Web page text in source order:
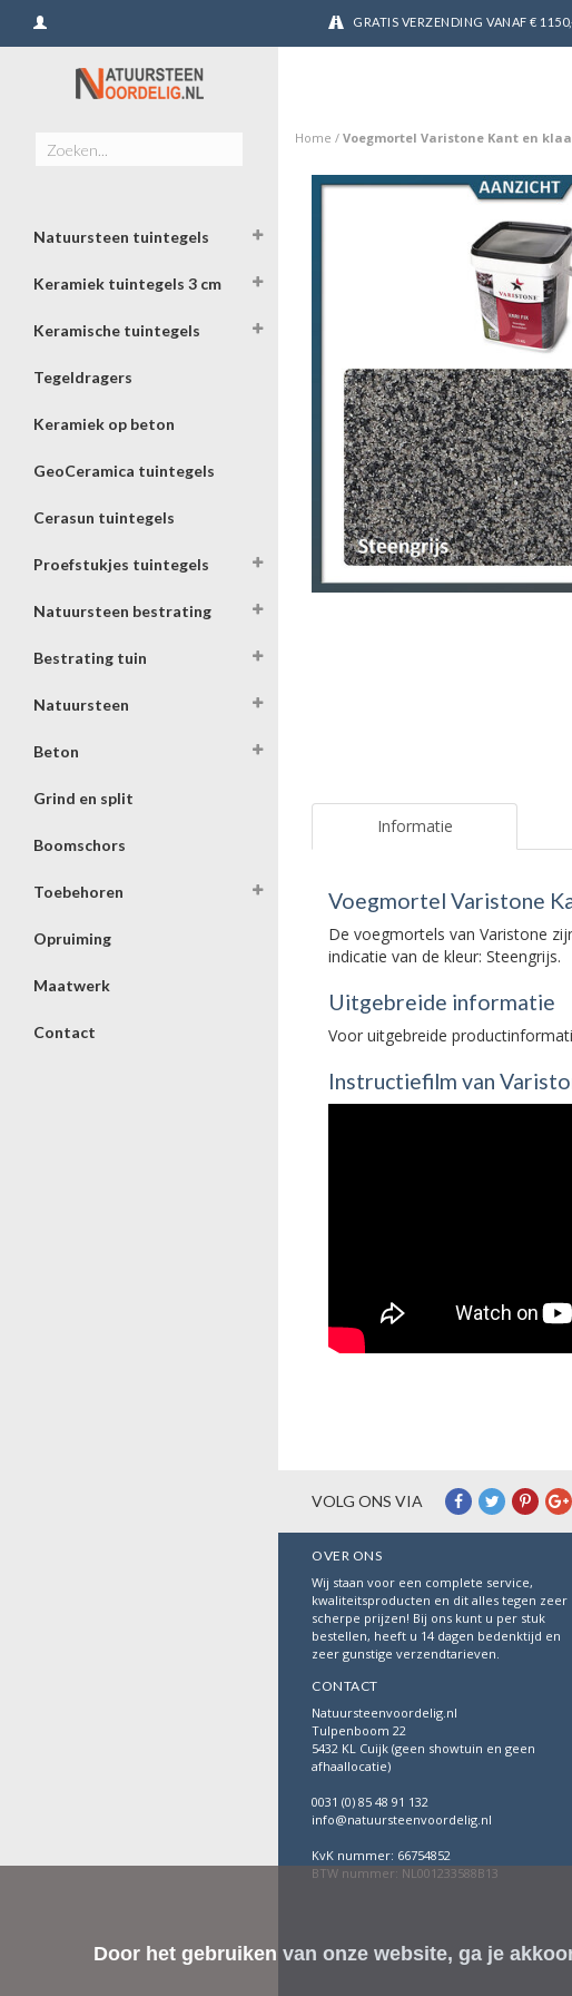
GRATIS VERZENDING VANAF €
Natuursteen tuintegels
Keramiek tuintegels 3 cm
Keramische tuintegels
Tegeldragers
Keramiek op beton
GeoCeramica tuintegels
Cerasun tuintegels
Proefstukjes tuintegels
Natuursteen bestrating
Bestrating tuin
Natuursteen
Beton
Grind en split
Boomschors
Toebehoren
Opruiming
Maatwerk
Contact
Home / Voegmortel Varistone Kant en
Informatie
Voegmortel Varistone
De voegmortels van Varistone
indicatie van de kleur: Steengrijs.
Uitgebreide informatie
Voor uitgebreide
Instructiefilm van
VOLG ONS VIA
OVER ONS
Wij staan voor een complete service,
kwaliteitsproducten en dit alles tegen zeer
scherpe prijzen! Bij ons kunt u per stuk
bestellen, heeft u 14 dagen bedenktijd en
zeer gunstige verzendtarieven.
CONTACT
Natuursteenvoordelig.nl
Tulpenboom 22
5432 KL Cuijk (geen showtuin en geen
afhaallocatie)
0031 (0) 85 48 91 132
info@natuursteenvoordelig.nl
KvK nummer: 66754852
BTW nummer: NL001233588B13
Door het gebruiken van onze website, ga je